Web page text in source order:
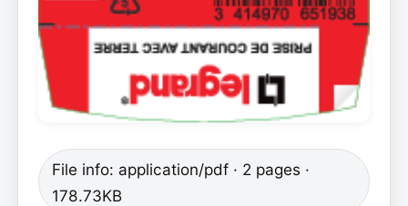
File info: application/pdf · 2 pages ·
178.73KB